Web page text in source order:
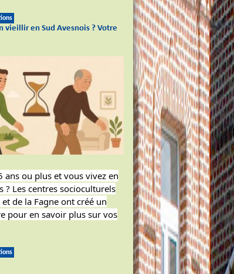
vieillir en Sud Avesnois ? Votre
ans ou plus et vous vivez en
? Les centres socioculturels
de la Fagne ont créé un
pour en savoir plus sur vos